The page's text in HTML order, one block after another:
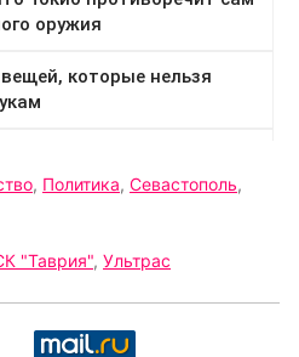
, Политика, Севастополь,
"Таврия", Ультрас